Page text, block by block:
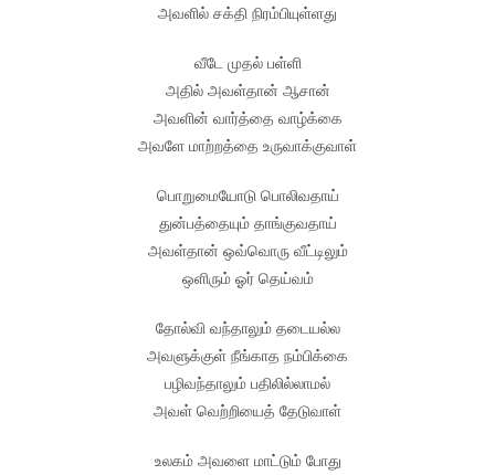
அவளில் சக்தி நிரம்பியுள்ளது
வீடே முதல் பள்ளி
அதில் அவள்தான் ஆசான்
அவளின் வார்த்தை வாழ்க்கை
அவளே மாற்றத்தை உருவாக்குவாள்
பொறுமையோடு பொலிவதாய்
துன்பத்தையும் தாங்குவதாய்
அவள்தான் ஒவ்வொரு வீட்டிலும்
ஒளிரும் ஓர் தெய்வம்
தோல்வி வந்தாலும் தடையல்ல
அவளுக்குள் நீங்காத நம்பிக்கை
பழிவந்தாலும் பதிலில்லாமல்
அவள் வெற்றியைத் தேடுவாள்
உலகம் அவளை மாட்டும் போது